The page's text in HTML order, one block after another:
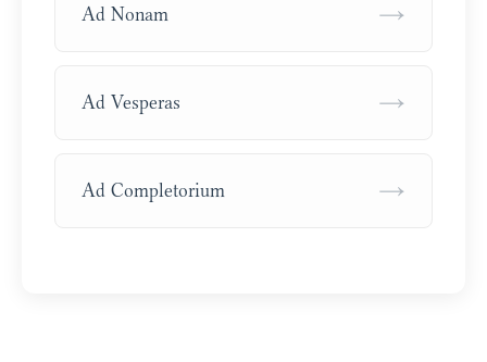
Ad Nonam →
Ad Vesperas →
Ad Completorium →